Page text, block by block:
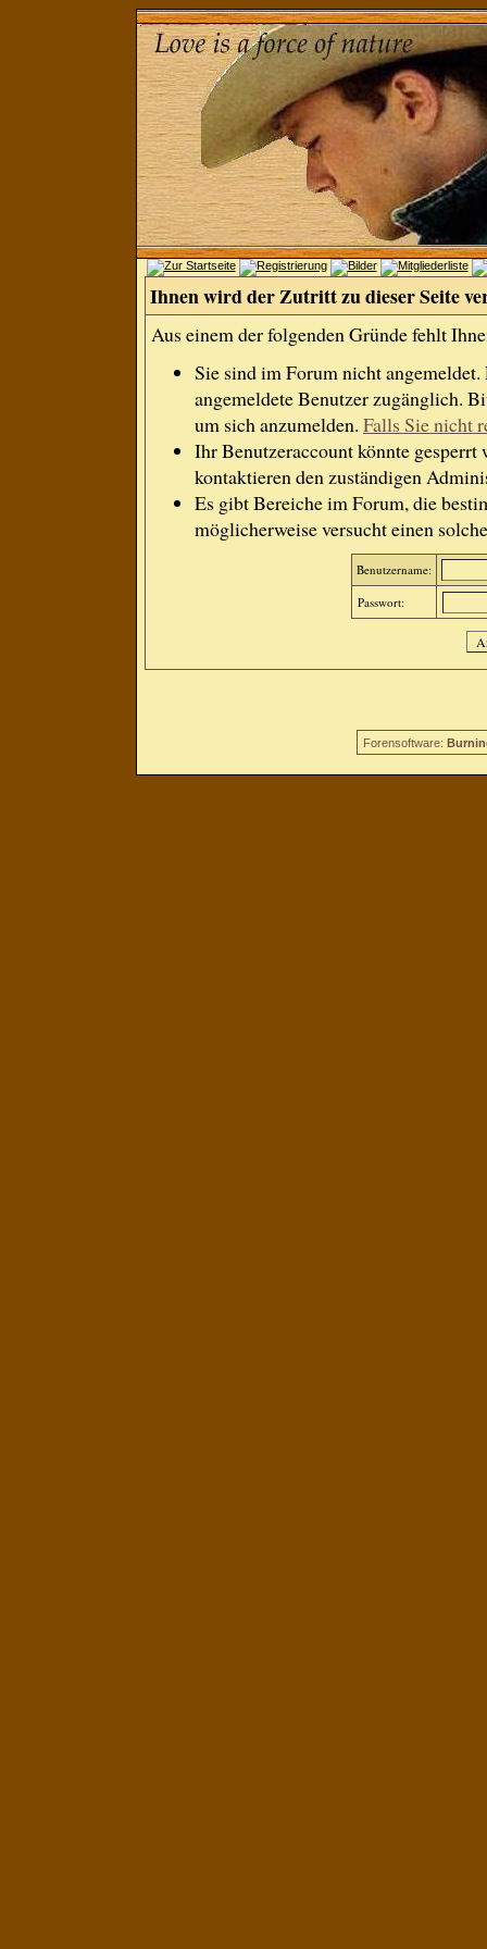
Ihnen wird der Zutritt zu dieser Seite
Aus einem der folgenden Gründe fehlt
Sie sind im Forum nicht
angemeldete Benutzer zugänglich.
um sich anzumelden. Falls Sie nicht
Ihr Benutzeraccount könnte gesperrt
kontaktieren den zuständigen
Es gibt Bereiche im Forum, die
möglicherweise versucht einen
Benutzername:
Passwort:
Forensoftware: